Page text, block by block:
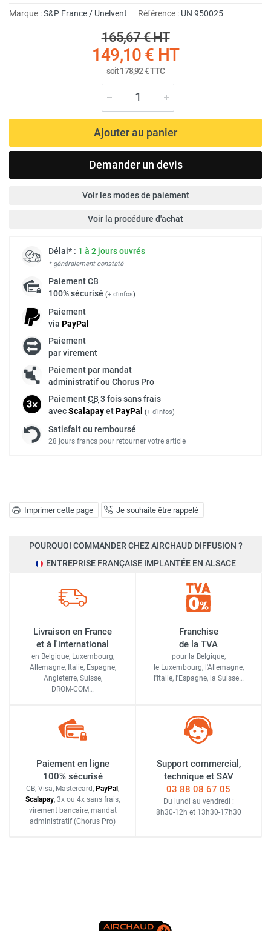
Imprimer cette page Je souhaite être rappelé
Marque :S&P France / Unelvent Référence : UN 950025
165,67 €HT
149,10 € HT
soit178,92 €TTC
Ajouter au panier
Demander un devis
Voir les modes de paiement
Voir la procédure d'achat
Délai* : 1 à 2 jours ouvrés
* généralement constaté
PaiementCB
100% sécurisé (+ d'infos)
Paiement
via PayPal
Paiement
par virement
Paiement par mandat
administratif ou Chorus Pro
PaiementCB 3 fois sans frais
avecScalapayetPayPal (+ d'infos)
Satisfait ou remboursé
28 jours francs pour retourner votre article
POURQUOI COMMANDER CHEZ AIRCHAUD DIFFUSION ?
ENTREPRISE FRANÇAISE IMPLANTÉE EN ALSACE
Livraison en France
et à l'international
en Belgique, Luxembourg,
Allemagne, Italie, Espagne,
Angleterre, Suisse,
DROM-COM…
Franchise
de la TVA
pour la Belgique,
le Luxembourg, l'Allemagne,
l'Italie, l'Espagne, la Suisse…
Paiement en ligne
100% sécurisé
CB, Visa, Mastercard, PayPal ,
Scalapay, 3x ou 4x sans frais,
virement bancaire, mandat
administratif (Chorus Pro)
Support commercial,
technique et SAV
03 88 08 67 05
Du lundi au vendredi :
8h30-12h et 13h30-17h30